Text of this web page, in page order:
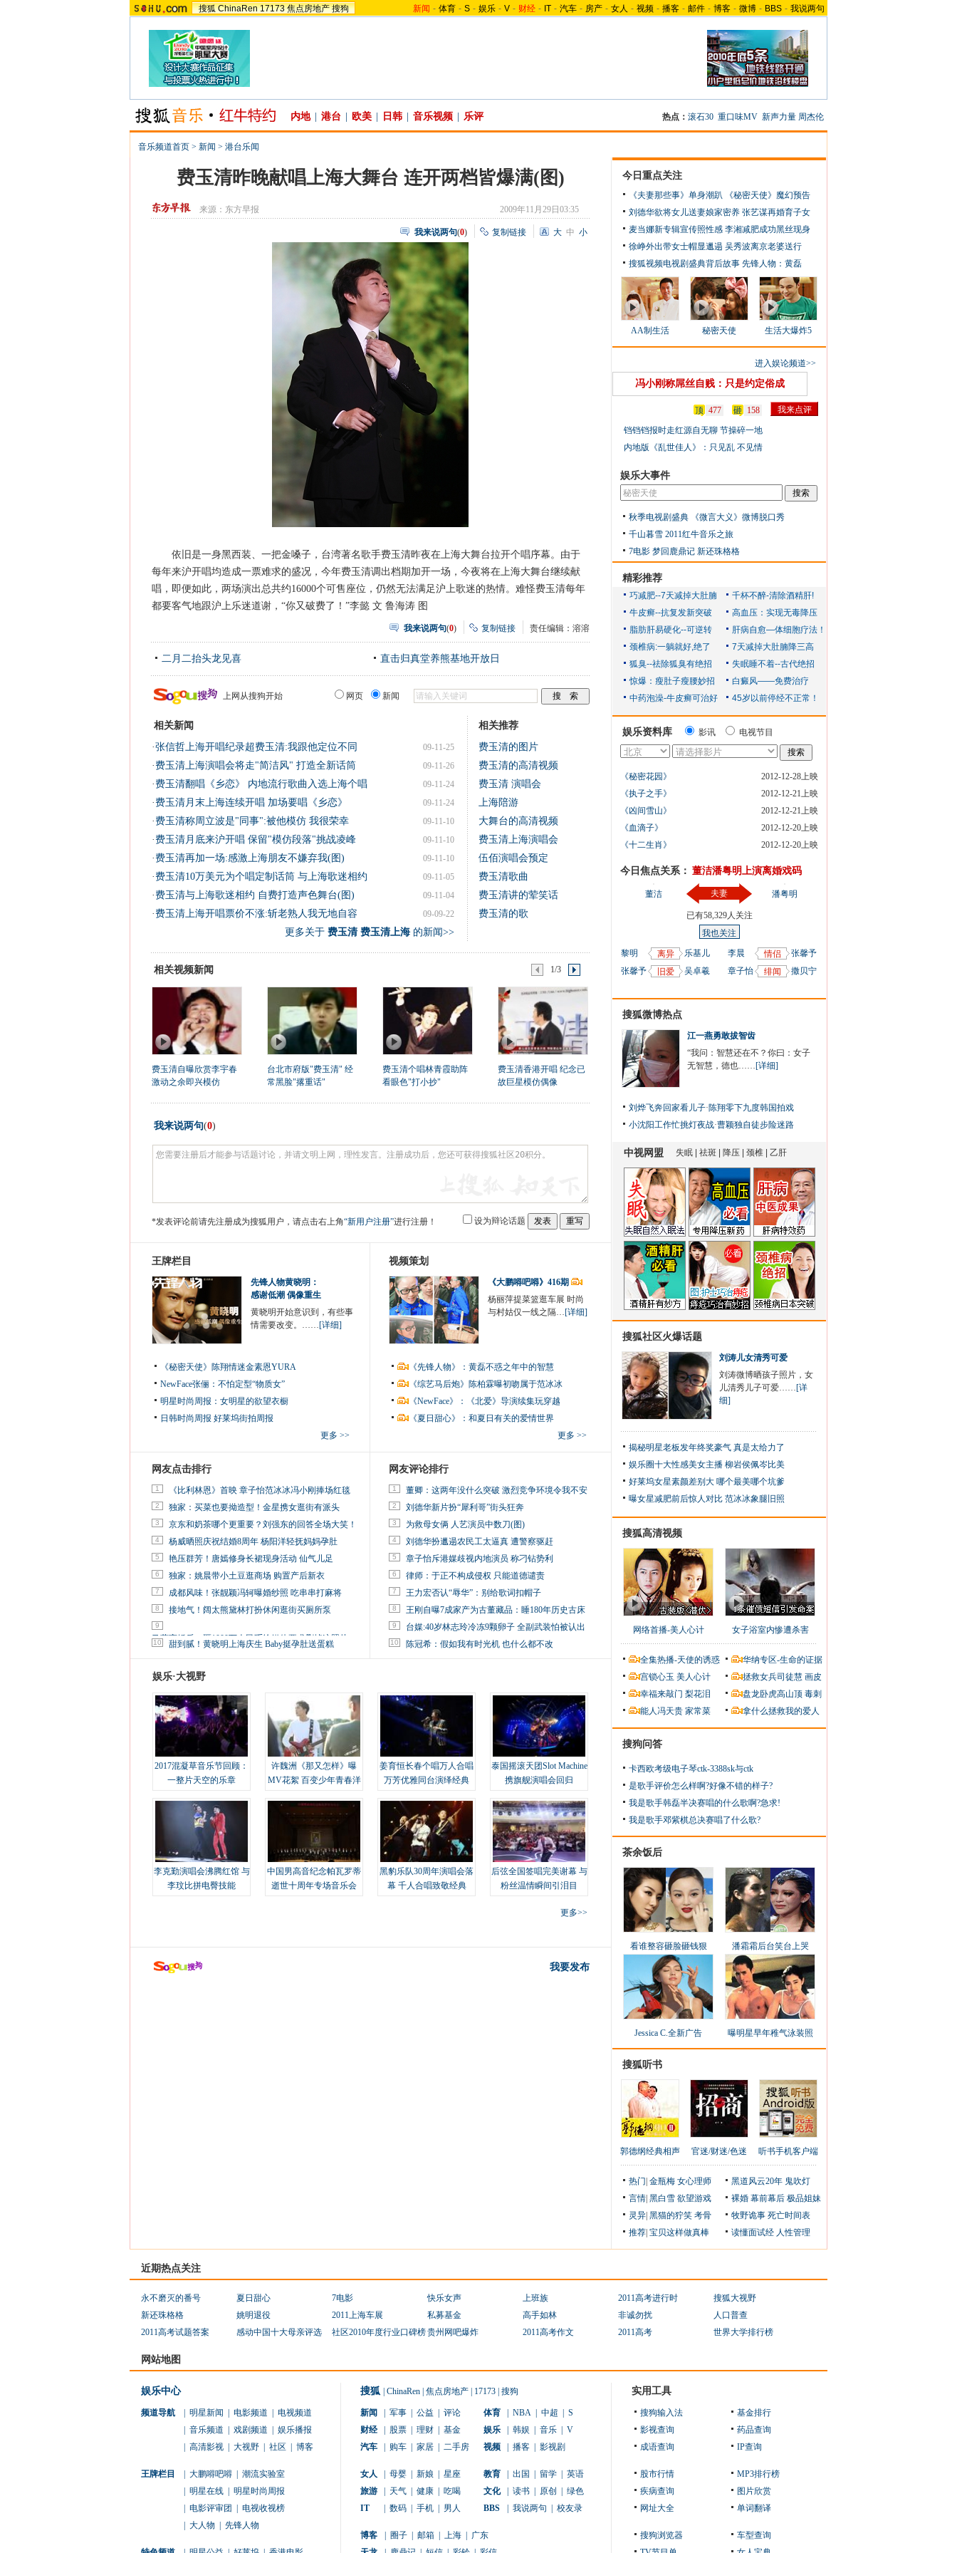
搜狐 ChinaRen 17173 焦点房地产 搜狗 新闻 - 体育 - S - 娱乐 - V - 财经 - IT - 汽车 - 房产 - 女人 - 视频 - 播客 - 邮件 - 博客 - 微博 - BBS - 我说两句
内地 港台 欧美 日韩 音乐视频 乐评 热点： 滚石30 重口味MV 新声力量 周杰伦
音乐频道首页 > 新闻 > 港台乐闻
费玉清昨晚献唱上海大舞台 连开两档皆爆满(图)
来源： 东方早报 2009年11月29日03:35
我来说两句(0) 复制链接 大 中 小
依旧是一身黑西装、一把金嗓子，台湾著名歌手费玉清昨夜在上海大舞台拉开个唱序幕。由于
每年来沪开唱均造成一票难求的盛况，今年费玉清调出档期加开一场，今夜将在上海大舞台继续献
唱，即便如此，两场演出总共约16000个可售座位，仍然无法满足沪上歌迷的热情。难怪费玉清每年
都要客气地跟沪上乐迷道谢，“你又破费了！”李懿 文 鲁海涛 图
我来说两句(0) 复制链接 责任编辑：溶溶
二月二抬头龙见喜 直击归真堂养熊基地开放日
上网从搜狗开始 网页 新闻
相关新闻
09-11-25
·张信哲上海开唱纪录超费玉清:我跟他定位不同
09-11-26
· 费玉清上海演唱会将走"简洁风" 打造全新话筒
09-11-24
· 费玉清翻唱《乡恋》 内地流行歌曲入选上海个唱
09-11-24
· 费玉清月末上海连续开唱 加场要唱《乡恋》
09-11-10
· 费玉清称周立波是"同事":被他模仿 我很荣幸
09-11-10
· 费玉清月底来沪开唱 保留"模仿段落"挑战凌峰
09-11-10
· 费玉清再加一场:感激上海朋友不嫌弃我(图)
09-11-05
· 费玉清10万美元为个唱定制话筒 与上海歌迷相约
09-11-04
· 费玉清与上海歌迷相约 自费打造声色舞台(图)
09-09-22
· 费玉清上海开唱票价不涨:斩老熟人我无地自容
更多关于 费玉清 费玉清上海的新闻>>
相关推荐
费玉清的图片
费玉清的高清视频
费玉清 演唱会
上海陪游
大舞台的高清视频
费玉清上海演唱会
伍佰演唱会预定
费玉清歌曲
费玉清讲的荤笑话
费玉清的歌
相关视频新闻 1/3
费玉清自曝欣赏李宇春
激动之余即兴模仿
台北市府版"费玉清" 经
常黑脸"撂重话"
费玉清个唱林青霞助阵
看眼色"打小抄"
费玉清香港开唱 纪念已
故巨星模仿偶像
我来说两句(0)
*发表评论前请先注册成为搜狐用户，请点击右上角“新用户注册”进行注册！ 设为辩论话题
王牌栏目
先锋人物黄晓明：
感谢低潮 偶像重生
黄晓明开始意识到，有些事
情需要改变。……[详细]
《秘密天使》陈翔情迷金素恩YURA
NewFace张俪：不怕定型“物质女”
明星时尚周报：女明星的欲望衣橱
日韩时尚周报 好莱坞街拍周报
更多 >>
视频策划
《大鹏嘚吧嘚》416期
杨丽萍提菜篮逛车展 时尚
与村姑仅一线之隔…[详细]
《先锋人物》：黄磊不惑之年中的智慧
《综艺马后炮》陈柏霖曝初吻属于范冰冰
《NewFace》：《北爱》导演续集玩穿越
《夏日甜心》：和夏日有关的爱情世界
更多 >>
网友点击排行
1 《比利林恩》首映 章子怡范冰冰冯小刚捧场红毯
2 独家：买菜也要拗造型！金星携女逛街有派头
3 京东和奶茶哪个更重要？刘强东的回答全场大笑！
4 杨威晒照庆祝结婚8周年 杨阳洋轻抚妈妈孕肚
5 艳压群芳！唐嫣修身长裙现身活动 仙气儿足
6 独家：姚晨带小土豆逛商场 购置产后新衣
7 成都风味！张靓颖冯轲曝婚纱照 吃串串打麻将
8 接地气！阔太熊黛林打扮休闲逛街买厕所泵
9
马蓉离婚后，砸1000万人民币给媒体要求删掉这照片
10 甜到腻！黄晓明上海庆生 Baby挺孕肚送蛋糕
网友评论排行
1 董卿：这两年没什么突破 激烈竞争环境令我不安
2 刘德华新片扮“犀利哥”街头狂奔
3 为救母女俩 人艺演员中数刀(图)
4 刘德华扮邋遢农民工太逼真 遭警察驱赶
5 章子怡斥港媒歧视内地演员 称刁钻势利
6 律师：于正不构成侵权 只能道德谴责
7 王力宏否认“辱华”：别给歌词扣帽子
8 王刚自曝7成家产为古董藏品：睡180年历史古床
9 台媒:40岁林志玲冷冻9颗卵子 全副武装怕被认出
10 陈冠希：假如我有时光机 也什么都不改
娱乐·大视野
2017混凝草音乐节回顾：
一整片天空的乐章
许魏洲《那又怎样》曝
MV花絮 百变少年青春洋
姜育恒长春个唱万人合唱
万芳优雅同台演绎经典
泰国摇滚天团Slot Machine
携旗舰演唱会回归
李克勤演唱会沸腾红馆 与
李玟比拼电臀技能
中国男高音纪念帕瓦罗蒂
逝世十周年专场音乐会
黑豹乐队30周年演唱会落
幕 千人合唱致敬经典
后弦全国签唱完美谢幕 与
粉丝温情瞬间引泪目
更多>>
我要发布
今日重点关注
《夫妻那些事》单身潮趴
《秘密天使》魔幻预告
刘德华欲将女儿送妻娘家密养 张艺谋再婚育子女
麦当娜新专辑宣传照性感 李湘减肥成功黑丝现身
徐峥外出带女士帽显邋遢 吴秀波离京老婆送行
搜狐视频电视剧盛典背后故事 先锋人物：黄磊
AA制生活 秘密天使 生活大爆炸5
进入娱论频道>>
冯小刚称屌丝自贱：只是约定俗成
顶 477 砸
158
铛铛铛报时走红源自无聊 节操碎一地
内地版《乱世佳人》：只见乱 不见情
娱乐大事件
秋季电视剧盛典
《微言大义》微博脱口秀
千山暮雪 2011红牛音乐之旅
7电影 梦回鹿鼎记 新还珠格格
精彩推荐
娱乐资料库 影讯 电视节目
《秘密花园》
2012-12-28上映
《执子之手》
2012-12-21上映
《凶间雪山》
2012-12-21上映
《血滴子》
2012-12-20上映
《十二生肖》
2012-12-20上映
今日焦点关系： 董洁潘粤明上演离婚戏码
董洁 夫妻
已有58,329人关注
我也关注
潘粤明
黎明 离异
乐基儿
张馨予
旧爱 吴卓羲
李晨 情侣
张馨予
章子怡
绯闻 撒贝宁
搜狐微博热点
江一燕勇敢拔智齿
“我问：智慧还在不？你曰：女子
无智慧，德也……[详细]
刘烨飞奔回家看儿子·陈翔零下九度韩国拍戏
小沈阳工作忙挑灯夜战·曹颖独自徒步险迷路
搜狐社区火爆话题
刘涛儿女清秀可爱
刘涛微博晒孩子照片，女
儿清秀儿子可爱……[详
细]
揭秘明星老板发年终奖豪气 真是太给力了
娱乐圈十大性感美女主播 柳岩侯佩岑比美
好莱坞女星素颜差别大 哪个最美哪个坑爹
曝女星减肥前后惊人对比 范冰冰象腿旧照
搜狐高清视频
网络首播-美人心计 女子浴室内惨遭杀害
全集热播-天使的诱惑
华纳专区-生命的证据
宫锁心玉 美人心计 拯救女兵司徒慧 画皮
幸福来敲门 梨花泪 盘龙卧虎高山顶 毒刺
能人冯天贵 家常菜 拿什么拯救我的爱人
搜狗问答
卡西欧考级电子琴ctk-3388sk与ctk
是歌手评价怎么样啊?好像不错的样子?
我是歌手韩磊半决赛唱的什么歌啊?急求!
我是歌手邓紫棋总决赛唱了什么歌?
茶余饭后
看谁整容砸脸砸钱狠 潘霜霜后台笑台上哭
Jessica C.全新广告 曝明星早年稚气泳装照
搜狐听书
郭德纲经典相声 官迷/财迷/色迷 听书手机客户端
热门 金瓶梅 女心理师 黑道风云20年 鬼吹灯
言情 黑白雪 欲望游戏 裸婚 幕前幕后 极品姐妹
灵异 黑猫的狞笑 考骨 牧野诡事 死亡时间表
推荐 宝贝这样做真棒 读懂面试经 人性管理
近期热点关注
永不磨灭的番号 夏日甜心 7电影 快乐女声 上班族 2011高考进行时
搜狐大视野
新还珠格格
姚明退役 2011上海车展 私募基金 高手如林 非诚勿扰
人口普查
2011高考试题答案
感动中国十大母亲评选 社区2010年度行业口碑榜贵州网吧爆炸 2011高考作文 2011高考 世界大学排行榜
网站地图
娱乐中心
频道导航 明星新闻 电影频道
电视频道
音乐频道 戏剧频道
娱乐播报
高清影视 大视野 社区 博客
王牌栏目 大鹏嘚吧嘚
潮流实验室
明星在线
明星时尚周报
电影评审团
电视收视榜
大人物 先锋人物
搜狐 ChinaRen 焦点房地产 17173 搜狗
新闻 军事 公益 评论 体育 NBA 中超
S
财经
股票 理财 基金 娱乐 韩娱 音乐
V
汽车
购车 家居 二手房 视频 播客 影视剧
女人 母婴 新娘 星座 教育 出国 留学
英语
旅游
天气 健康 吃喝 文化 读书 原创
绿色
IT
数码 手机 男人 BBS 我说两句 校友录
博客 圈子 邮箱 上海
广东
实用工具
搜狗输入法
基金排行
影视查询
药品查询
成语查询
IP查询
股市行情
MP3排行榜
疾病查询
图片欣赏
网址大全
单词翻译
搜狗浏览器
车型查询